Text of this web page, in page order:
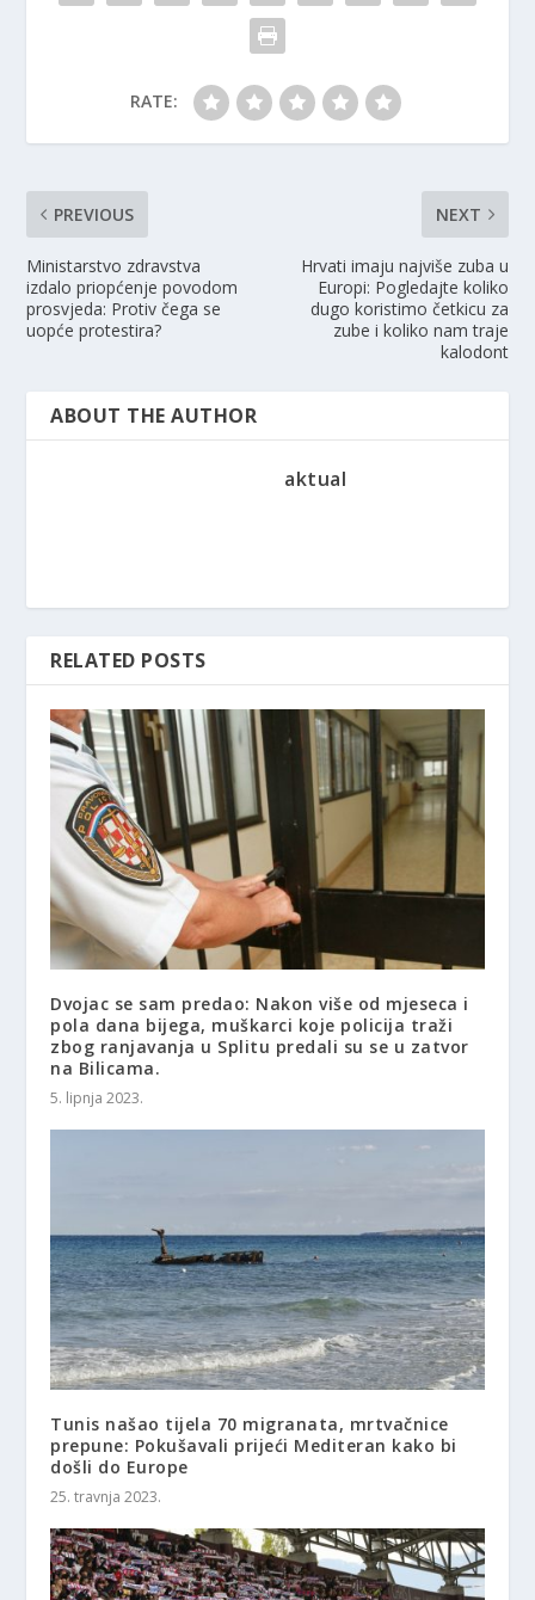
RATE:
PREVIOUS
Ministarstvo zdravstva
izdalo priopćenje povodom
prosvjeda: Protiv čega se
uopće protestira?
NEXT
Hrvati imaju najviše zuba u
Europi: Pogledajte koliko
dugo koristimo četkicu za
zube i koliko nam traje
kalodont
ABOUT THE AUTHOR
aktual
RELATED POSTS
Dvojac se sam predao: Nakon više od mjeseca i
pola dana bijega, muškarci koje policija traži
zbog ranjavanja u Splitu predali su se u zatvor
na Bilicama.
5. lipnja 2023.
Tunis našao tijela 70 migranata, mrtvačnice
prepune: Pokušavali prijeći Mediteran kako bi
došli do Europe
25. travnja 2023.